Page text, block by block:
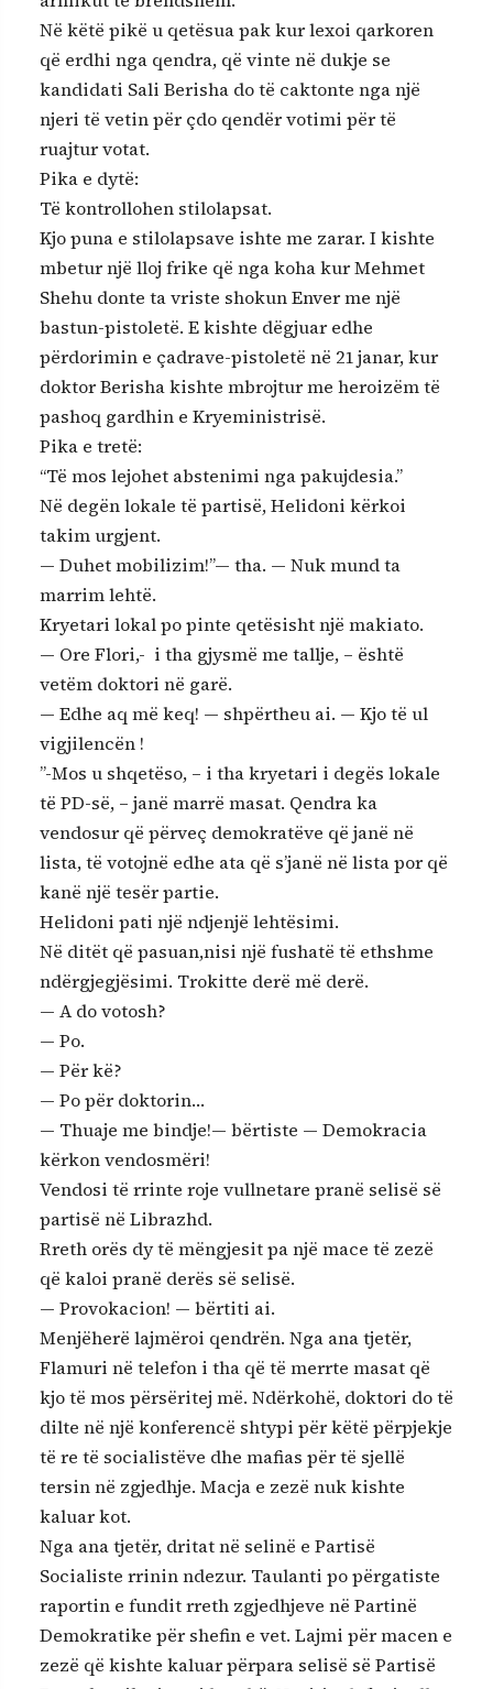
Në këtë pikë u qetësua pak kur lexoi qarkoren
që erdhi nga qendra, që vinte në dukje se
kandidati Sali Berisha do të caktonte nga një
njeri të vetin për çdo qendër votimi për të
ruajtur votat.
Pika e dytë:
Të kontrollohen stilolapsat.
Kjo puna e stilolapsave ishte me zarar. I kishte
mbetur një lloj frike që nga koha kur Mehmet
Shehu donte ta vriste shokun Enver me një
bastun-pistoletë. E kishte dëgjuar edhe
përdorimin e çadrave-pistoletë në 21 janar, kur
doktor Berisha kishte mbrojtur me heroizëm të
pashoq gardhin e Kryeministrisë.
Pika e tretë:
“Të mos lejohet abstenimi nga pakujdesia.”
Në degën lokale të partisë, Helidoni kërkoi
takim urgjent.
— Duhet mobilizim!”— tha. — Nuk mund ta
marrim lehtë.
Kryetari lokal po pinte qetësisht një makiato.
— Ore Flori,- i tha gjysmë me tallje, – është
vetëm doktori në garë.
— Edhe aq më keq! — shpërtheu ai. — Kjo të ul
vigjilencën !
”-Mos u shqetëso, – i tha kryetari i degës lokale
të PD-së, – janë marrë masat. Qendra ka
vendosur që përveç demokratëve që janë në
lista, të votojnë edhe ata që s’janë në lista por që
kanë një tesër partie.
Helidoni pati një ndjenjë lehtësimi.
Në ditët që pasuan,nisi një fushatë të ethshme
ndërgjegjësimi. Trokitte derë më derë.
— A do votosh?
— Po.
— Për kë?
— Po për doktorin…
— Thuaje me bindje!— bërtiste — Demokracia
kërkon vendosmëri!
Vendosi të rrinte roje vullnetare pranë selisë së
partisë në Librazhd.
Rreth orës dy të mëngjesit pa një mace të zezë
që kaloi pranë derës së selisë.
— Provokacion! — bërtiti ai.
Menjëherë lajmëroi qendrën. Nga ana tjetër,
Flamuri në telefon i tha që të merrte masat që
kjo të mos përsëritej më. Ndërkohë, doktori do të
dilte në një konferencë shtypi për këtë përpjekje
të re të socialistëve dhe mafias për të sjellë
tersin në zgjedhje. Macja e zezë nuk kishte
kaluar kot.
Nga ana tjetër, dritat në selinë e Partisë
Socialiste rrinin ndezur. Taulanti po përgatiste
raportin e fundit rreth zgjedhjeve në Partinë
Demokratike për shefin e vet. Lajmi për macen e
zezë që kishte kaluar përpara selisë së Partisë